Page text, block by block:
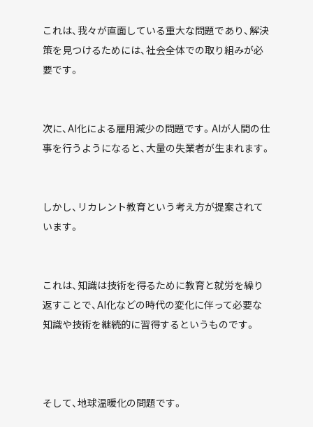
これは、我々が直面している重大な問題であり、解決
策を見つけるためには、社会全体での取り組みが必
要です。
次に、AI化による雇用減少の問題です。AIが人間の仕
事を行うようになると、大量の失業者が生まれます。
しかし、リカレント教育という考え方が提案されて
います。
これは、知識は技術を得るために教育と就労を繰り
返すことで、AI化などの時代の変化に伴って必要な
知識や技術を継続的に習得するというものです。
そして、地球温暖化の問題です。